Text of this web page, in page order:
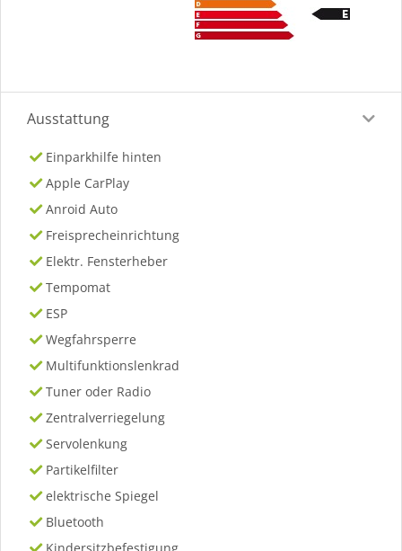
Ausstattung
Einparkhilfe hinten
Apple CarPlay
Anroid Auto
Freisprecheinrichtung
Elektr. Fensterheber
Tempomat
ESP
Wegfahrsperre
Multifunktionslenkrad
Tuner oder Radio
Zentralverriegelung
Servolenkung
Partikelfilter
elektrische Spiegel
Bluetooth